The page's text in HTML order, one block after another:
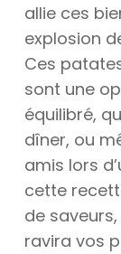
allie ces
explosion
Ces
sont une
équilibré,
dîner, ou
amis lors
cette
de
ravira vos